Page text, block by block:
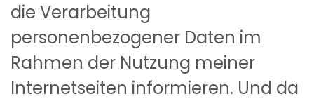
die Verarbeitung
personenbezogener Daten im
Rahmen der Nutzung meiner
Internetseiten informieren. Und da